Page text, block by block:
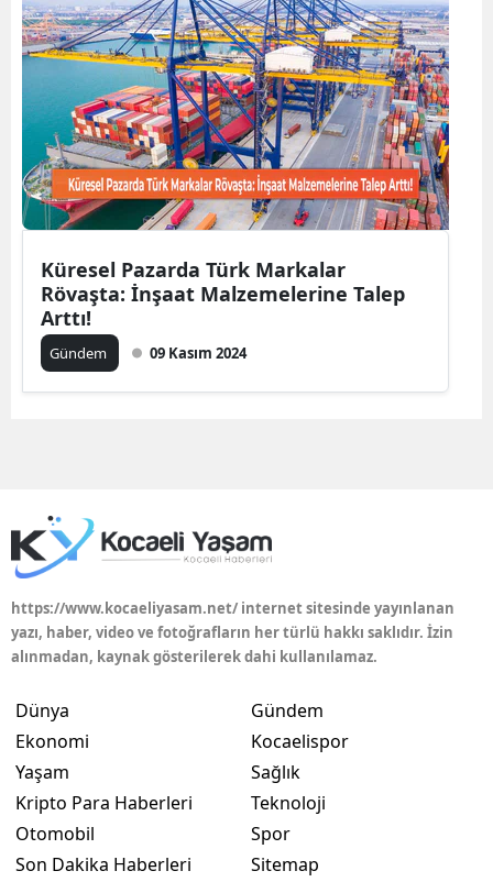
Bitlis
Bolu
Burdur
Bursa
Çanakkale
Çankırı
Çorum
Eskişehir
Gaziantep
Küresel Pazarda Türk Markalar
Rövaşta: İnşaat Malzemelerine Talep
Arttı!
Gündem 09 Kasım 2024
https://www.kocaeliyasam.net/ internet sitesinde yayınlanan
yazı, haber, video ve fotoğrafların her türlü hakkı saklıdır. İzin
alınmadan, kaynak gösterilerek dahi kullanılamaz.
Dünya
Ekonomi
Yaşam
Kripto Para Haberleri
Otomobil
Son Dakika Haberleri
Gündem
Kocaelispor
Sağlık
Teknoloji
Spor
Sitemap